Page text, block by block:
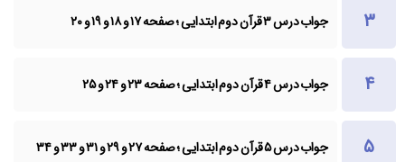
جواب درس ۳ قرآن دوم ابتدایی ؛ صفحه ۱۷ و ۱۸ و ۱۹ و ۲۰
جواب درس ۴ قرآن دوم ابتدایی ؛ صفحه ۲۳ و ۲۴ و ۲۵
جواب درس ۵ قرآن دوم ابتدایی ؛ صفحه ۲۷ و ۲۹ و ۳۱ و ۳۳ و ۳۴